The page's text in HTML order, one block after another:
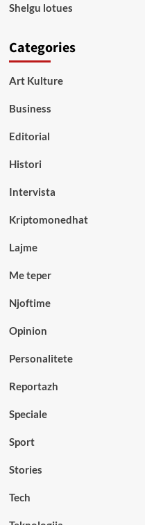
Shelgu lotues
Categories
Art Kulture
Business
Editorial
Histori
Intervista
Kriptomonedhat
Lajme
Me teper
Njoftime
Opinion
Personalitete
Reportazh
Speciale
Sport
Stories
Tech